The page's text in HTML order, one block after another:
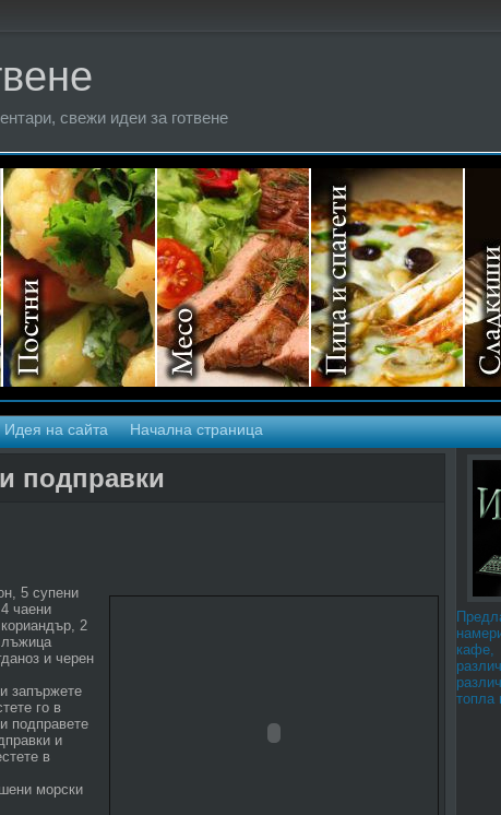
свежи идеи за готвене
Идея на сайта Начална страница
подправки
5 супени
чаени
2
и черен
запържете
го в
подправете
и
в
морски
кафе,
топла